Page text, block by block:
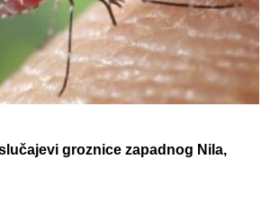
groznice zapadnog Nila,